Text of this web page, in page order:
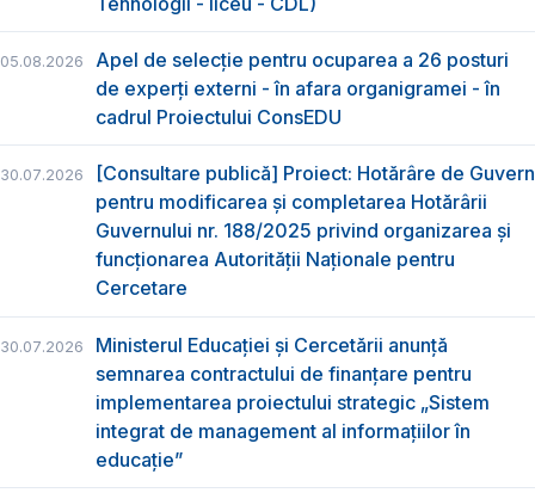
05.08.2026
Apel de selecție pentru ocuparea a 26 posturi
de experți externi - în afara organigramei - în
cadrul Proiectului ConsEDU
30.07.2026
[Consultare publică] Proiect: Hotărâre de Guvern
pentru modificarea și completarea Hotărârii
Guvernului nr. 188/2025 privind organizarea şi
funcţionarea Autorităţii Naţionale pentru
Cercetare
30.07.2026
Ministerul Educației și Cercetării anunță
semnarea contractului de finanțare pentru
implementarea proiectului strategic „Sistem
integrat de management al informațiilor în
educație”